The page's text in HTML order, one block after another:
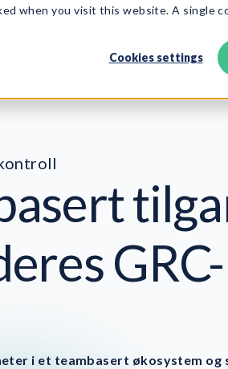
when you visit this website. A single
Cookies settings
GRC-
i et teambasert økosystem og